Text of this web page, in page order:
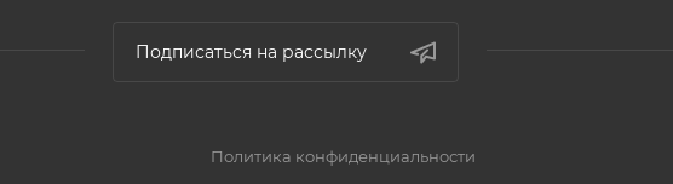
Политика конфиденциальности
Подписаться на рассылку